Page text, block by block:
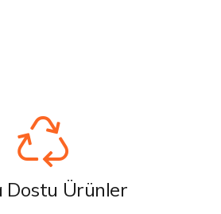
Dostu Ürünler